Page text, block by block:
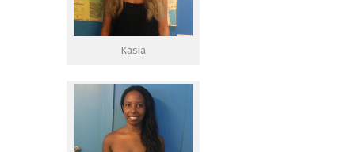
Kasia